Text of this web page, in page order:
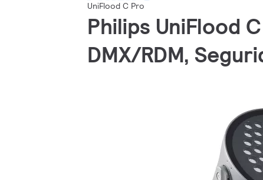
UniFlood C Pro
Philips UniFlood
DMX/RDM,